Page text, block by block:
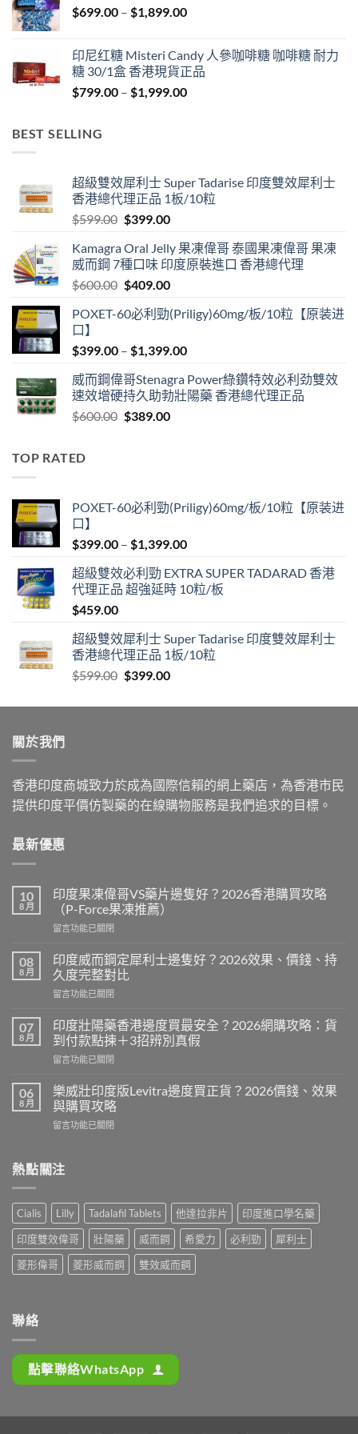
$1,849.00
$699.00 – $1,899.00Price
through
$1,899.00
印尼红糖 Misteri Candy 人參咖啡糖 咖啡糖 耐力
糖 30/1盒 香港現貨正品
$799.00 – $1,999.00Price
BEST SELLING
超級雙效犀利士 Super Tadarise 印度雙效犀利士
香港總代理正品 1板/10粒
$599.00 Original
was:
$599.00.
$399.00Current
is:
$399.00.
Kamagra Oral Jelly 果凍偉哥 泰國果凍偉哥 果凍
威而鋼 7種口味 印度原裝進口 香港總代理
$600.00 Original
was:
$409.00Current
is:
POXET-60必利勁(Priligy)60mg/板/10粒【原装进
口】
$399.00 – $1,399.00Price
$399.00
through
威而鋼偉哥Stenagra Power綠鑽特效必利劲雙效
速效增硬持久助勃壯陽藥 香港總代理正品
$600.00 Original
$389.00Current
TOP RATED
POXET-60必利勁(Priligy)60mg/板/10粒【原装进
口】
$399.00 – $1,399.00Price
$399.00
through
超級雙效必利勁 EXTRA SUPER TADARAD 香港
代理正品 超強延時 10粒/板
$459.00
超級雙效犀利士 Super Tadarise 印度雙效犀利士
香港總代理正品 1板/10粒
$599.00 Original
was:
$399.00Current
is:
關於我們
香港印度商城致力於成為國際信賴的網上藥店，為香港市民
提供印度平價仿製藥的在線購物服務是我們追求的目標。
最新優惠
10
8 月
印度果凍偉哥VS藥片邊隻好？2026香港購買攻略
（P-Force果凍推薦）
在
度
果
凍
偉
VS
藥
片
邊
好？
2026
港
攻
Force
果
凍
推
薦）〉
留言功能已關閉
08
8 月
印度威而鋼定犀利士邊隻好？2026效果、價錢、持
久度完整對比
在
度
威
而
鋼
犀
利
士
邊
2026
價
錢、
持
久
度
完
留言功能已關閉
07
8 月
印度壯陽藥香港邊度買最安全？2026網購攻略：貨
到付款點揀＋3招辨別真假
在
度
壯
陽
藥
邊
最
安
全？
2026
網
購
款
點
揀
留言功能已關閉
06
8 月
樂威壯印度版Levitra邊度買正貨？2026價錢、效果
與購買攻略
在
壯
印
版
Levitra
邊
度
買
正
果
與
留言功能已關閉
熱點關注
Cialis Lilly Tadalafil Tablets 他達拉非片
印度進口學名藥
印度雙效偉哥
壯陽藥 威而鋼 希愛力 必利勁
犀利士
菱形偉哥
菱形威而鋼 雙效威而鋼
聯絡
點擊聯絡WhatsApp